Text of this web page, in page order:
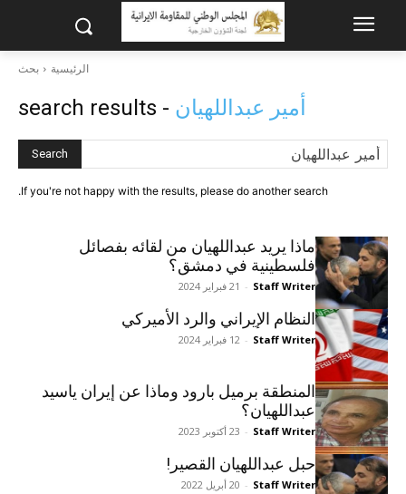
الرئيسية بحث
أمير عبداللهيان - search results
Search
If you're not happy with the results, please do another search.
ماذا يريد عبداللهيان من لقائه بفصائل
فلسطينية في دمشق؟
Staff Writer
- 21 فبراير 2024
النظام الإيراني والرد الأميركي
Staff Writer
- 12 فبراير 2024
المنطقة برميل بارود وماذا عن إيران ياسيد
عبداللهيان؟
Staff Writer
- 23 أكتوبر 2023
حبل عبداللهيان القصير!
Staff Writer
- 20 أبريل 2022